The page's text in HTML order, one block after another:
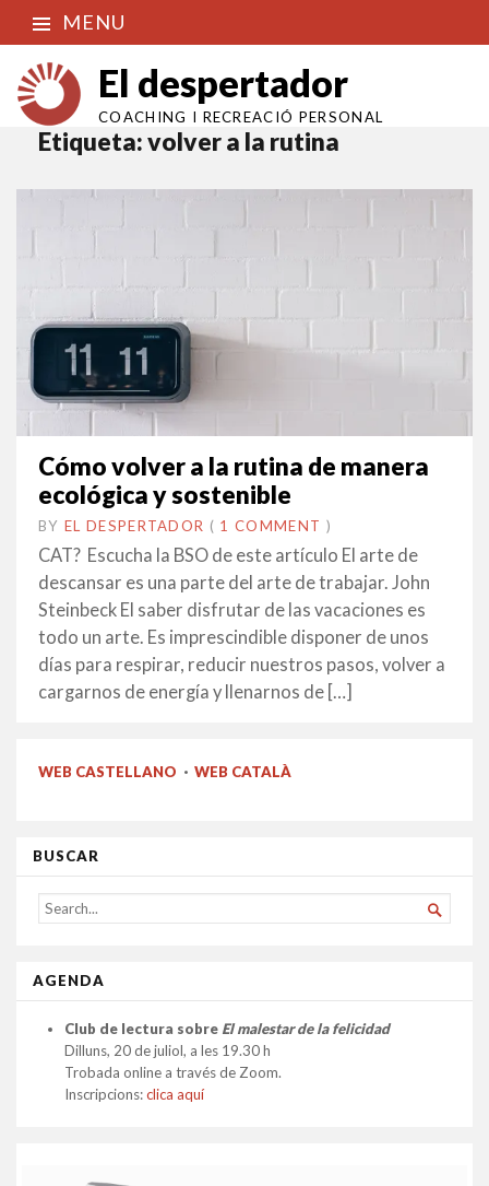
MENU
El despertador
COACHING I RECREACIÓ PERSONAL
Etiqueta:volver a la rutina
Cómo volver a la rutina de manera
ecológica y sostenible
BY EL DESPERTADOR ON
6
SETEMBRE
•( 1 COMMENT )
CAT? Escucha la BSO de este artículo El arte de
descansar es una parte del arte de trabajar. John
Steinbeck El saber disfrutar de las vacaciones es
todo un arte. Es imprescindible disponer de unos
días para respirar, reducir nuestros pasos, volver a
cargarnos de energía y llenarnos de […]
WEB CASTELLANO · WEB CATALÀ
BUSCAR
SEARCH
FOR...

AGENDA
Club de lectura sobre El malestar de la felicidad
Dilluns, 20 de juliol, a les 19.30 h
Trobada online a través de Zoom.
Inscripcions:clica aquí